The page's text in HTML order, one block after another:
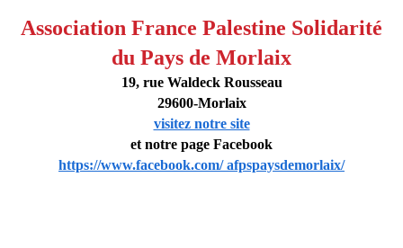
Association France Palestine Solidarité
du Pays de Morlaix
19, rue Waldeck Rousseau
29600-Morlaix
visitez notre site
et notre page Facebook
https://www.facebook.com/ afpspaysdemorlaix/